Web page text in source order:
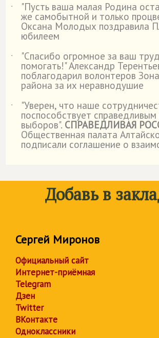
˙
"Пусть ваша малая Родина
же самобытной и только
Оксана Молодых поздравила
юбилеем
˙
"Спасибо огромное за ваш
помогать!" Александр
поблагодарил волонтеров
района за их неравнодушие
˙
"Уверен, что наше
поспособствует
выборов". СПРАВЕДЛИВАЯ
Общественная палата
подписали соглашение о
Добавь в
Сергей Миронов
Официальный сайт
Интернет-приёмная
Telegram
Дзен
Twitter
ВКонтакте
Одноклассники